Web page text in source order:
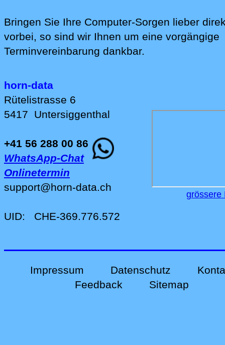
Bringen Sie Ihre Computer-Sorgen lieber
vorbei, so sind wir Ih‍nen um eine vorgängige
Terminvereinbarung dankbar.
horn-data
Rütelistrasse 6
5417 Untersiggenthal
+41 56 288 00 86
WhatsApp-Chat
Onlinetermin
support@horn-data.ch
UID: CHE-369.776.572
grössere
Impressum Datenschutz
Feedback
Sitemap